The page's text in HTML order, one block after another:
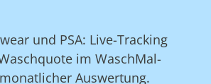
und PSA: Live-Tracking
im WaschMal-
Auswertung.